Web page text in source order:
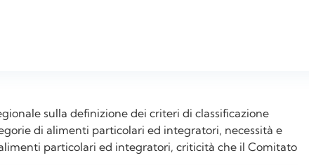
sulla definizione dei criteri di classificazione
di alimenti particolari ed integratori, necessità e
particolari ed integratori, criticità che il Comitato